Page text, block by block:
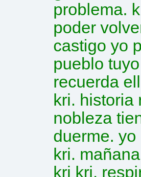
problema.
poder
castigo yo
pueblo
recuerda
kri. historia
nobleza
duerme.
kri.
kri kri.